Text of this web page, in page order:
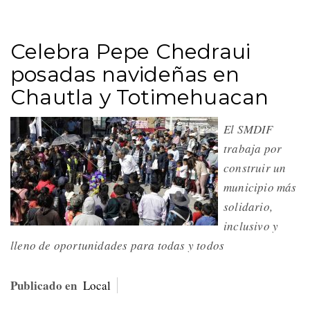
Celebra Pepe Chedraui
posadas navideñas en
Chautla y Totimehuacan
El SMDIF
trabaja por
construir un
municipio más
solidario,
inclusivo y
lleno de oportunidades para todas y todos
Publicado en Local